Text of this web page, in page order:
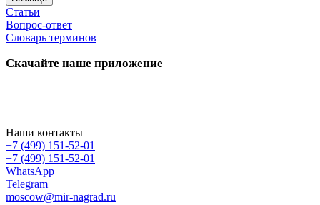
Статьи
Вопрос-ответ
Словарь терминов
Скачайте наше приложение
Наши контакты
+7 (499) 151-52-01
+7 (499) 151-52-01
WhatsApp
Telegram
moscow@mir-nagrad.ru